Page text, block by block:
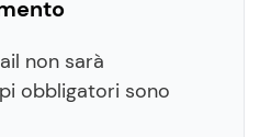
non sarà
obbligatori sono